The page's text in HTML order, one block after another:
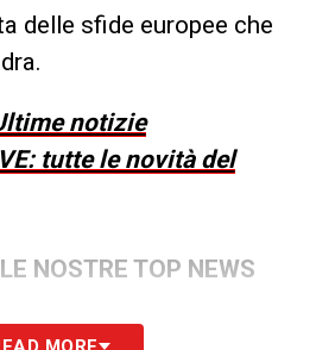
delle sfide europee che
notizie
tutte le novità del
NOSTRE TOP NEWS